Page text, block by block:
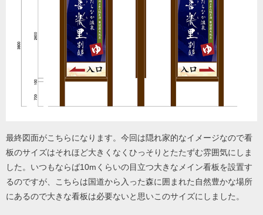
最終図面がこちらになります。今回は隠れ家的なイメージなので看
板のサイズはそれほど大きくなくひっそりとたたずむ雰囲気にしま
した。いつもならば10mくらいの目立つ大きなメイン看板を設置す
るのですが、こちらは国道から入った森に囲まれた自然豊かな場所
にあるので大きな看板は必要ないと思いこのサイズにしました。